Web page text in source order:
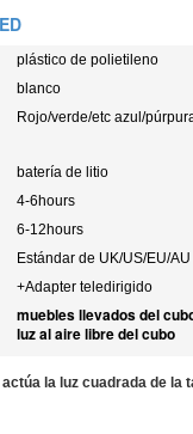
plástico de polietileno
blanco
Rojo/verde/etc azul/
batería de litio
4-6hours
6-12hours
Estándar de UK/US/EU/AU
+Adapter teledirigido
muebles llevados del
luz al aire libre del cubo
la luz cuadrada de la